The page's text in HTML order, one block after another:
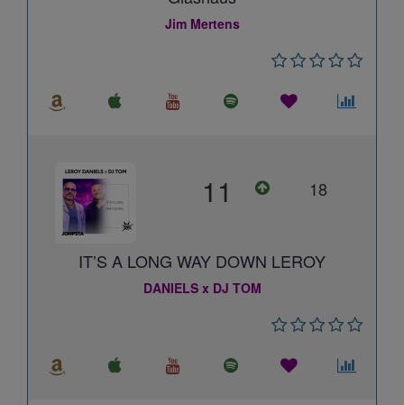
Jim Mertens
11 18
IT’S A LONG WAY DOWN LEROY
DANIELS x DJ TOM